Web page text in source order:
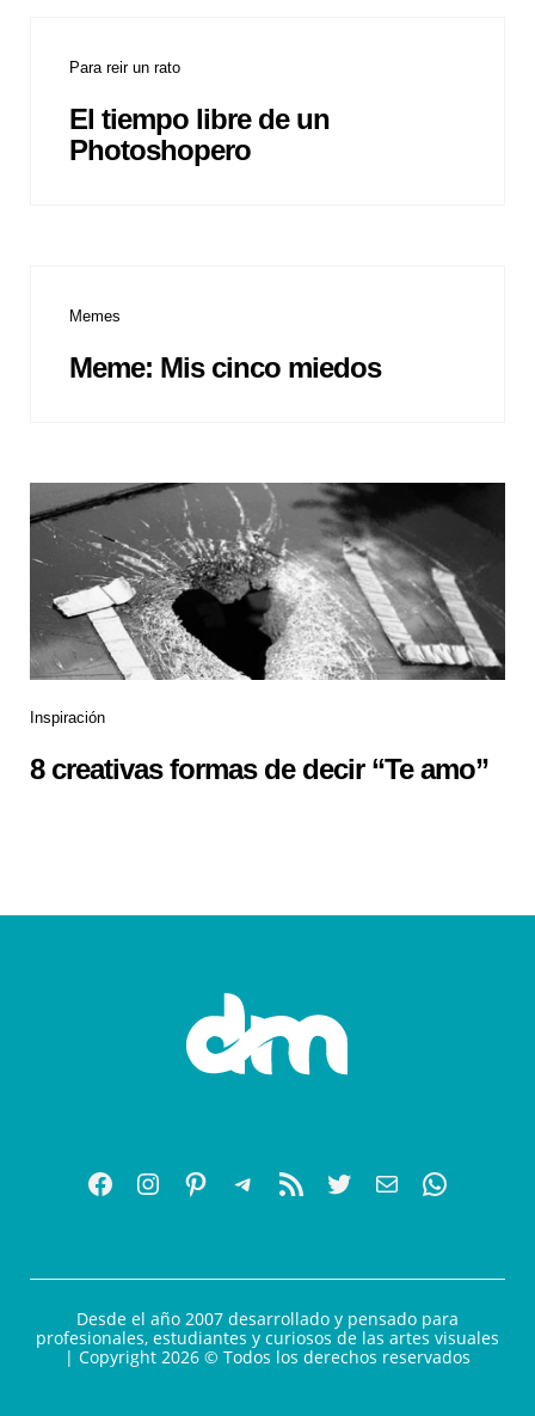
Para reir un rato
El tiempo libre de un
Photoshopero
Memes
Meme: Mis cinco miedos
Inspiración
8 creativas formas de decir “Te amo”
Desde el año 2007 desarrollado y pensado para
profesionales, estudiantes y curiosos de las artes visuales
| Copyright 2026 © Todos los derechos reservados